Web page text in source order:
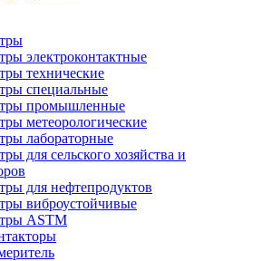
электроконтактные
технические
специальные
промышленные
метеорологические
лабораторные
для сельского хозяйства и
для нефтепродуктов
виброустойчивые
ASTM